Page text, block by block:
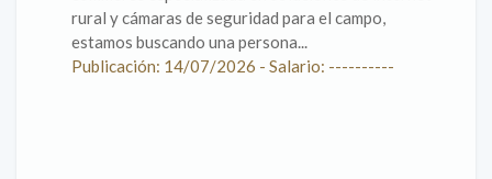
rural y cámaras de seguridad para el campo,
estamos buscando una persona...
Publicación: 14/07/2026 - Salario: ----------